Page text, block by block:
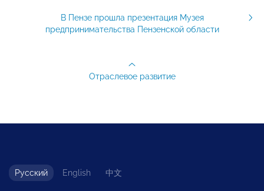
В Пензе прошла презентация Музея
предпринимательства Пензенской области
Отраслевое развитие
Русский English 中文